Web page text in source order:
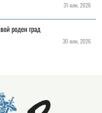
31 юли, 2026
роден град
30 юли, 2026